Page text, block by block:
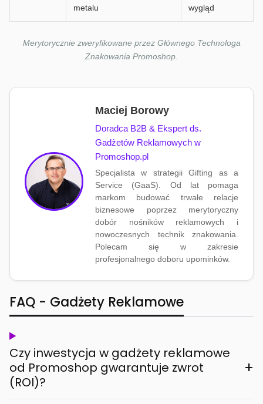
metalu
wygląd
Merytorycznie zweryfikowane przez Głównego Technologa
Znakowania Promoshop.
Maciej Borowy
Doradca B2B & Ekspert ds.
Gadżetów Reklamowych w
Promoshop.pl
Specjalista w strategii Gifting as a
Service (GaaS). Od lat pomaga
markom budować trwałe relacje
biznesowe poprzez merytoryczny
dobór nośników reklamowych i
nowoczesnych technik znakowania.
Polecam się w zakresie
profesjonalnego doboru upominków.
FAQ - Gadżety Reklamowe
Czy inwestycja w gadżety reklamowe
od Promoshop gwarantuje zwrot
(ROI)?
+